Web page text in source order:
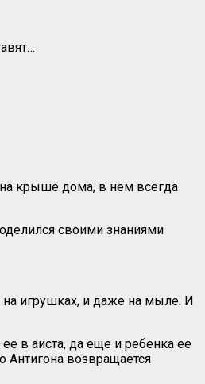
на крыше дома, в нем всегда
своими знаниями
игрушках, и даже на мыле. И
в аиста, да еще и ребенка ее
Антигона возвращается